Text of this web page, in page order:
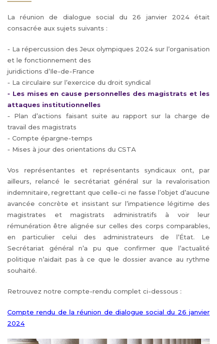
La réunion de dialogue social du 26 janvier 2024 était
consacrée aux sujets suivants :
- La répercussion des Jeux olympiques 2024 sur l’organisation
et le fonctionnement des
juridictions d’Ile-de-France
- La circulaire sur l’exercice du droit syndical
- Les mises en cause personnelles des magistrats et les
attaques institutionnelles
- Plan d’actions faisant suite au rapport sur la charge de
travail des magistrats
- Compte épargne-temps
- Mises à jour des orientations du CSTA
Vos représentantes et représentants syndicaux ont, par
ailleurs, relancé le secrétariat général sur la revalorisation
indemnitaire, regrettant que celle-ci ne fasse l’objet d’aucune
avancée concrète et insistant sur l’impatience légitime des
magistrates et magistrats administratifs à voir leur
rémunération être alignée sur celles des corps comparables,
en particulier celui des administrateurs de l’État. Le
Secrétariat général n’a pu que confirmer que l’actualité
politique n’aidait pas à ce que le dossier avance au rythme
souhaité.
Retrouvez notre compte-rendu complet ci-dessous :
Compte rendu de la réunion de dialogue social du 26 janvier
2024